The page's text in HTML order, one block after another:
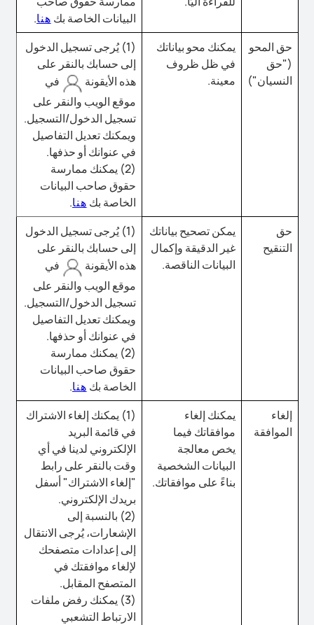
البيانات الخاصة بك هنا.
حق المحو
("حق
النسيان")
يمكنك محو بياناتك
في ظل ظروف
معينة.
(1) يُرجى تسجيل الدخول
إلى حسابك بالنقر على
هذه الأيقونة
في
موقع الويب والنقر على
تسجيل الدخول/التسجيل.
ويمكنك تعديل التفاصيل
في عنوانك أو حذفها.
(2) يمكنك ممارسة
حقوق صاحب البيانات
الخاصة بك هنا.
حق
التنقيح
يمكن تصحيح بياناتك
غير الدقيقة وإكمال
البيانات الناقصة.
(1) يُرجى تسجيل الدخول
إلى حسابك بالنقر على
هذه الأيقونة
في
موقع الويب والنقر على
تسجيل الدخول/التسجيل.
ويمكنك تعديل التفاصيل
في عنوانك أو حذفها.
(2) يمكنك ممارسة
حقوق صاحب البيانات
الخاصة بك هنا.
إلغاء
الموافقة
يمكنك إلغاء
موافقاتك فيما
يخص معالجة
البيانات الشخصية
بناءً على موافقاتك.
(1) يمكنك إلغاء الاشتراك
في قائمة البريد
الإلكتروني لدينا في أي
وقت بالنقر على رابط
"إلغاء الاشتراك" أسفل
بريدك الإلكتروني.
(2) بالنسبة إلى
الإشعارات، يُرجى الانتقال
إلى إعدادات متصفحك
لإلغاء موافقتك في
المتصفح المقابل.
(3) يمكنك رفض ملفات
الارتباط التشعبي